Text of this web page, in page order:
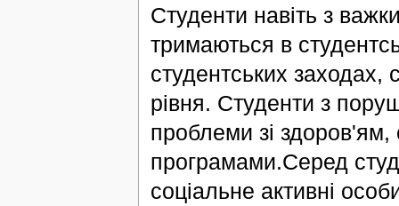
Студенти навіть з
тримаються в
студентських заходах,
рівня. Студенти з
проблеми зі
програмами.Серед
соціальне активні